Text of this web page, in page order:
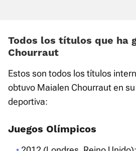
Todos los títulos que ha
Chourraut
Estos son todos los títulos
obtuvo Maialen Chourraut en
deportiva:
Juegos Olímpicos